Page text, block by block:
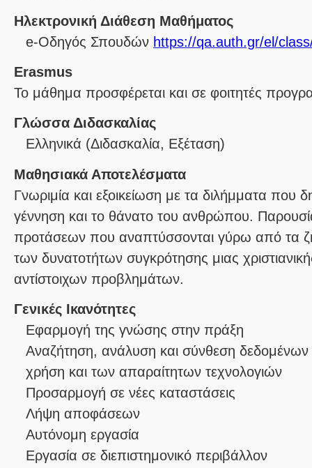
Ηλεκτρονική Διάθεση Μαθήματος
e-Οδηγός Σπουδών https://qa.auth.gr/el/
Erasmus
Το μάθημα προσφέρεται και σε φοιτητές
Γλώσσα Διδασκαλίας
Ελληνικά (Διδασκαλία, Εξέταση)
Μαθησιακά Αποτελέσματα
Γνωριμία και εξοικείωση με τα διλήμματα που
γέννηση και το θάνατο του ανθρώπου.
προτάσεων που αναπτύσσονται γύρω από τα
των δυνατοτήτων συγκρότησης μιας
αντίστοιχων προβλημάτων.
Γενικές Ικανότητες
Εφαρμογή της γνώσης στην πράξη
Αναζήτηση, ανάλυση και σύνθεση
χρήση και των απαραίτητων τεχνολογιών
Προσαρμογή σε νέες καταστάσεις
Λήψη αποφάσεων
Αυτόνομη εργασία
Εργασία σε διεπιστημονικό περιβάλλον